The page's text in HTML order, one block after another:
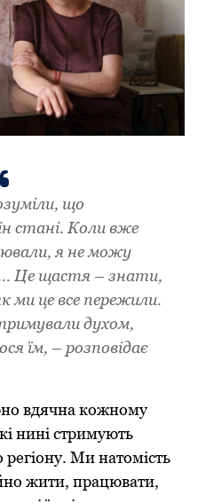
що
стані. Коли вже
я не можу
Це щастя – знати,
ми це все пережили.
духом,
їм, – розповідає
вдячна кожному
нині стримують
Ми натомість
жити, працювати,